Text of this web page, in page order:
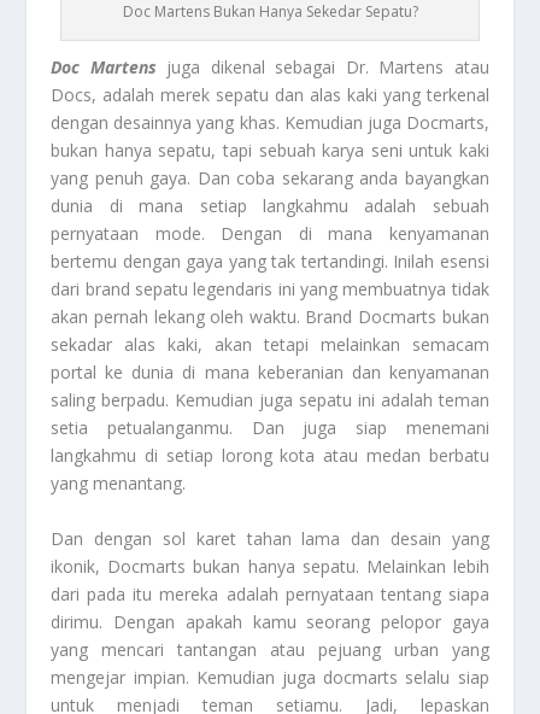
Doc Martens Bukan Hanya Sekedar Sepatu?
Doc Martens juga dikenal sebagai Dr. Martens atau
Docs, adalah merek sepatu dan alas kaki yang terkenal
dengan desainnya yang khas. Kemudian juga Docmarts,
bukan hanya sepatu, tapi sebuah karya seni untuk kaki
yang penuh gaya. Dan coba sekarang anda bayangkan
dunia di mana setiap langkahmu adalah sebuah
pernyataan mode. Dengan di mana kenyamanan
bertemu dengan gaya yang tak tertandingi. Inilah esensi
dari brand sepatu legendaris ini yang membuatnya tidak
akan pernah lekang oleh waktu. Brand Docmarts bukan
sekadar alas kaki, akan tetapi melainkan semacam
portal ke dunia di mana keberanian dan kenyamanan
saling berpadu. Kemudian juga sepatu ini adalah teman
setia petualanganmu. Dan juga siap menemani
langkahmu di setiap lorong kota atau medan berbatu
yang menantang.
Dan dengan sol karet tahan lama dan desain yang
ikonik, Docmarts bukan hanya sepatu. Melainkan lebih
dari pada itu mereka adalah pernyataan tentang siapa
dirimu. Dengan apakah kamu seorang pelopor gaya
yang mencari tantangan atau pejuang urban yang
mengejar impian. Kemudian juga docmarts selalu siap
untuk menjadi teman setiamu. Jadi, lepaskan